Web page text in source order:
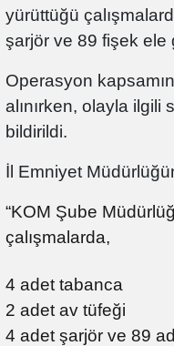
yürüttüğü
şarjör ve 89 fişek ele
Operasyon
alınırken, olayla ilgili
bildirildi.
İl Emniyet
“KOM Şube
çalışmalarda,
4 adet tabanca
2 adet av tüfeği
4 adet şarjör ve 89